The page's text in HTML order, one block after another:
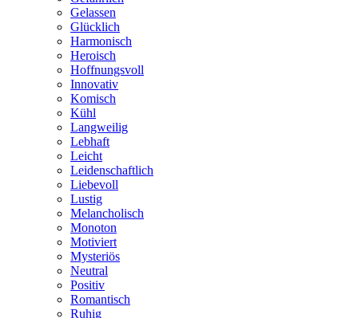
Gelassen
Glücklich
Harmonisch
Heroisch
Hoffnungsvoll
Innovativ
Komisch
Kühl
Langweilig
Lebhaft
Leicht
Leidenschaftlich
Liebevoll
Lustig
Melancholisch
Monoton
Motiviert
Mysteriös
Neutral
Positiv
Romantisch
Ruhig